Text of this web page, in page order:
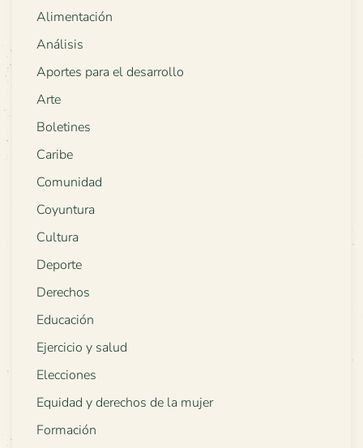
Alimentación
Análisis
Aportes para el desarrollo
Arte
Boletines
Caribe
Comunidad
Coyuntura
Cultura
Deporte
Derechos
Educación
Ejercicio y salud
Elecciones
Equidad y derechos de la mujer
Formación